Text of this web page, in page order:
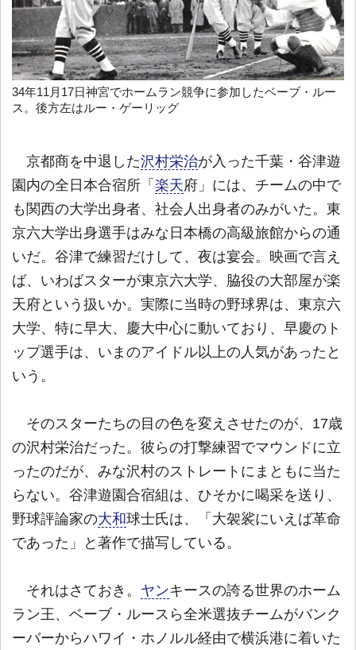
34年11月17日神宮でホームラン競争に参加したベーブ・ルー
ス。後方左はルー・ゲーリッグ
京都商を中退した沢村栄治が入った千葉・谷津遊
園内の全日本合宿所「 楽天府」には、チームの中で
も関西の大学出身者、社会人出身者のみがいた。東
京六大学出身選手はみな日本橋の高級旅館からの通
いだ。谷津で練習だけして、夜は宴会。映画で言え
ば、いわばスターが東京六大学、脇役の大部屋が楽
天府という扱いか。実際に当時の野球界は、東京六
大学、特に早大、慶大中心に動いており、早慶のト
ップ選手は、いまのアイドル以上の人気があったと
いう。
そのスターたちの目の色を変えさせたのが、17歳
の沢村栄治だった。彼らの打撃練習でマウンドに立
ったのだが、みな沢村のストレートにまともに当た
らない。谷津遊園合宿組は、ひそかに喝采を送り、
野球評論家の大和球士氏は、「大袈裟にいえば革命
であった」と著作で描写している。
それはさておき。 ヤンキースの誇る世界のホーム
ラン王、ベーブ・ルースら全米選抜チームがバンク
ーバーからハワイ・ホノルル経由で横浜港に着いた